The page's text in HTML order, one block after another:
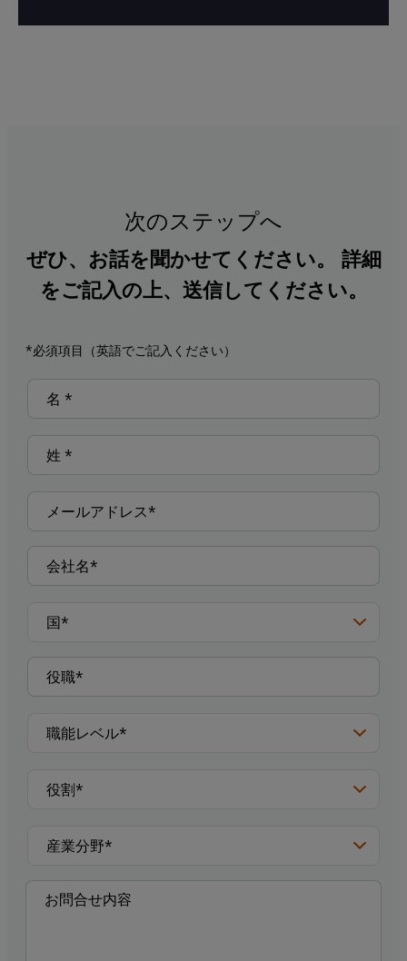
次のステップへ
ぜひ、お話を聞かせてください。 詳細
をご記入の上、送信してください。
*必須項目（英語でご記入ください）